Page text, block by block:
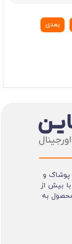
بعدی
پوشاک و
بیش از
به